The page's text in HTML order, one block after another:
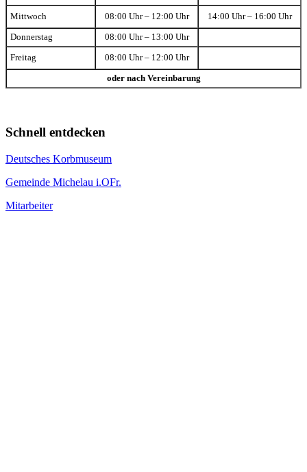
Mittwoch 08:00 Uhr – 12:00 Uhr 14:00 Uhr – 16:00 Uhr
Donnerstag 08:00 Uhr – 13:00 Uhr
Freitag 08:00 Uhr – 12:00 Uhr
oder nach Vereinbarung
Schnell entdecken
Deutsches Korbmuseum
Gemeinde Michelau i.OFr.
Mitarbeiter